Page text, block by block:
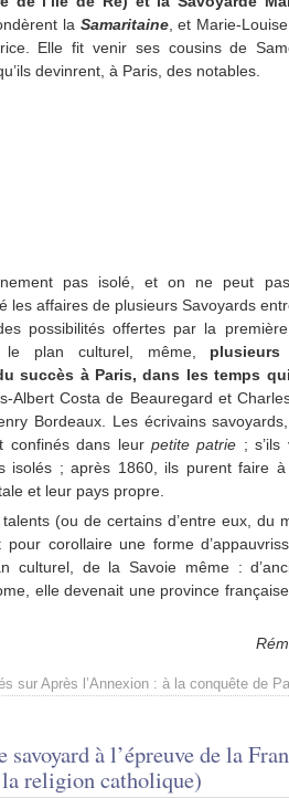
la Samaritaine, et Marie-
Elle fit venir ses cousins de
devinrent, à Paris, des notables.
pas isolé, et on ne peut
les affaires de plusieurs Savoyards
possibilités offertes par la
le plan culturel, même,
succès à Paris, dans les temps
Albert Costa de Beauregard et
Bordeaux. Les écrivains
confinés dans leur petite patrie ; s’ils
isolés ; après 1860, ils purent faire
et leur pays propre.
(ou de certains d’entre eux, du
pour corollaire une forme
culturel, de la Savoie même :
elle devenait une province
sur Après l’Annexion : à la conquête de
à l’épreuve de la
la religion catholique)